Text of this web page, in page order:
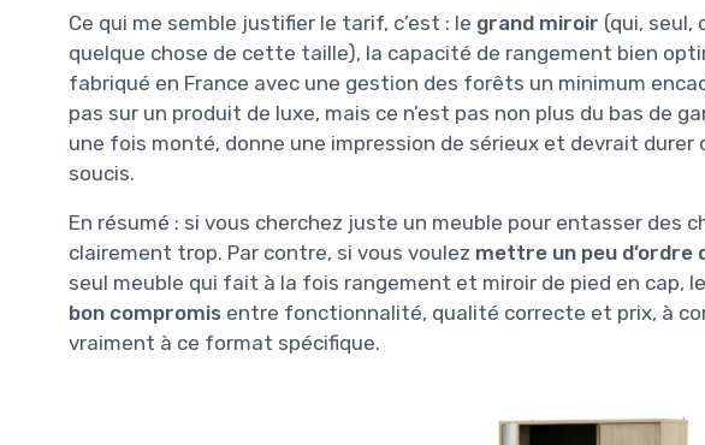
Ce qui me semble justifier le tarif, c’est : le grand miroir (qui, seul,
quelque chose de cette taille), la capacité de rangement bien
fabriqué en France avec une gestion des forêts un minimum
pas sur un produit de luxe, mais ce n’est pas non plus du bas de
une fois monté, donne une impression de sérieux et devrait durer
soucis.
En résumé : si vous cherchez juste un meuble pour entasser des
clairement trop. Par contre, si vous voulez mettre un peu
seul meuble qui fait à la fois rangement et miroir de pied en cap,
bon compromis entre fonctionnalité, qualité correcte et prix, à
vraiment à ce format spécifique.